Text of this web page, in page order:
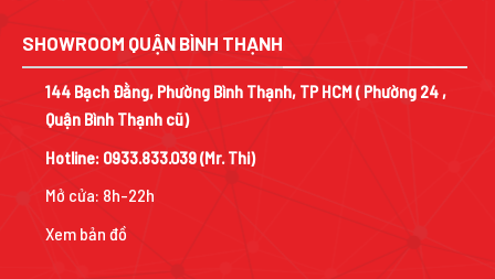
SHOWROOM QUẬN BÌNH THẠNH
144 Bạch Đằng, Phường Bình Thạnh, TP HCM ( Phường 24 ,
Quận Bình Thạnh cũ)
Hotline: 0933.833.039(Mr. Thi)
Mở cửa: 8h-22h
Xem bản đồ